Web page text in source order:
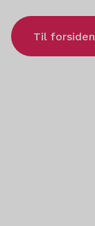
Til forsiden